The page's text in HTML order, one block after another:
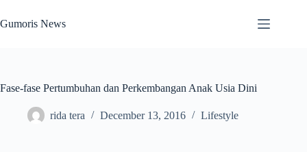
to
content
Gumoris News
Fase-fase Pertumbuhan dan Perkembangan Anak Usia Dini
rida tera December 13, 2016 Lifestyle